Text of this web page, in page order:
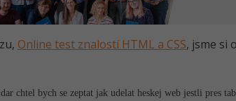
Online test znalostí HTML a CSS, jsme si
chtel bych se zeptat jak udelat heskej web jestli pres